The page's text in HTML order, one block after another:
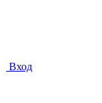
Вход